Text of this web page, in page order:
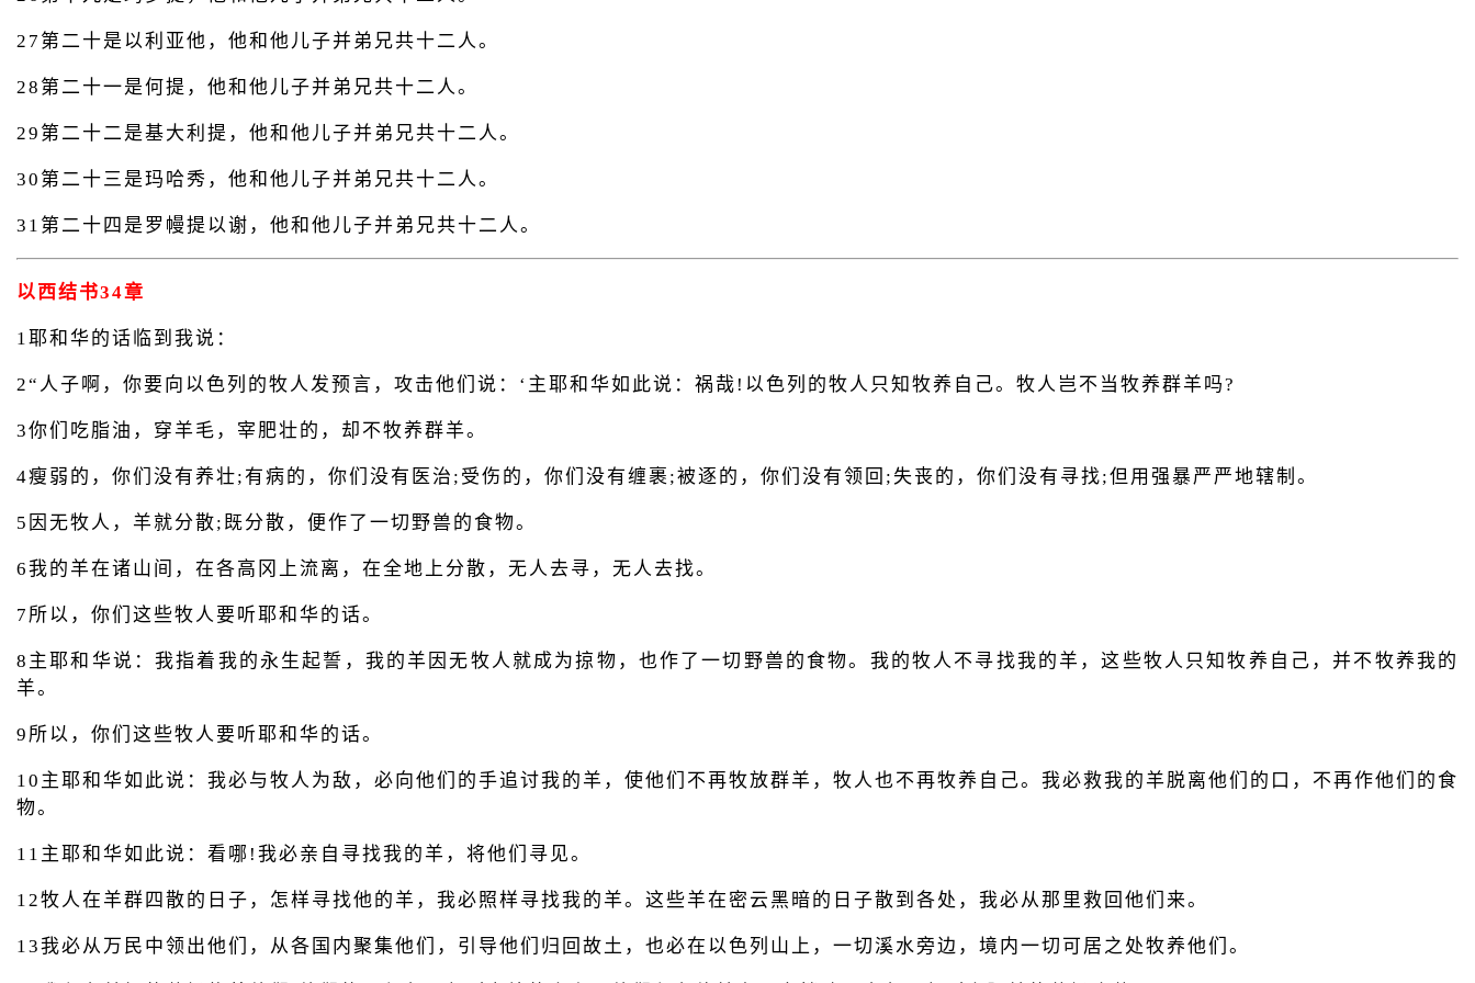
27第二十是以利亚他，他和他儿子并弟兄共十二人。
28第二十一是何提，他和他儿子并弟兄共十二人。
29第二十二是基大利提，他和他儿子并弟兄共十二人。
30第二十三是玛哈秀，他和他儿子并弟兄共十二人。
31第二十四是罗幔提以谢，他和他儿子并弟兄共十二人。
以西结书34章
1耶和华的话临到我说：
2“人子啊，你要向以色列的牧人发预言，攻击他们说：‘主耶和华如此说：祸哉!以色列的牧人只知牧养自己。牧人岂不当牧养群羊吗?
3你们吃脂油，穿羊毛，宰肥壮的，却不牧养群羊。
4瘦弱的，你们没有养壮;有病的，你们没有医治;受伤的，你们没有缠裹;被逐的，你们没有领回;失丧的，你们没有寻找;但用强暴严严地辖制。
5因无牧人，羊就分散;既分散，便作了一切野兽的食物。
6我的羊在诸山间，在各高冈上流离，在全地上分散，无人去寻，无人去找。
7所以，你们这些牧人要听耶和华的话。
8主耶和华说：我指着我的永生起誓，我的羊因无牧人就成为掠物，也作了一切野兽的食物。我的牧人不寻找我的羊，这些牧人只知牧养自己，并不牧养我的
羊。
9所以，你们这些牧人要听耶和华的话。
10主耶和华如此说：我必与牧人为敌，必向他们的手追讨我的羊，使他们不再牧放群羊，牧人也不再牧养自己。我必救我的羊脱离他们的口，不再作他们的食
物。
11主耶和华如此说：看哪!我必亲自寻找我的羊，将他们寻见。
12牧人在羊群四散的日子，怎样寻找他的羊，我必照样寻找我的羊。这些羊在密云黑暗的日子散到各处，我必从那里救回他们来。
13我必从万民中领出他们，从各国内聚集他们，引导他们归回故土，也必在以色列山上，一切溪水旁边，境内一切可居之处牧养他们。